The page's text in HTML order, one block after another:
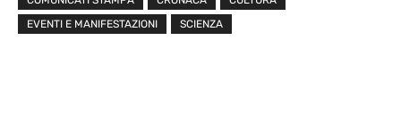
EVENTI E MANIFESTAZIONI
SCIENZA